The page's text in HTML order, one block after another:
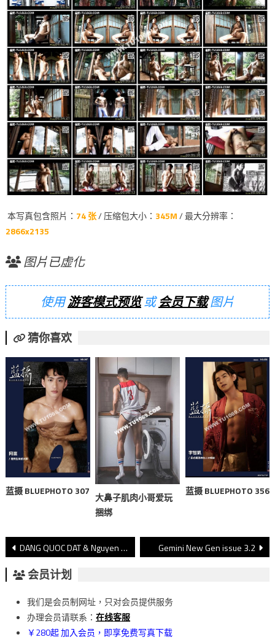
本写真包含照片： 74 张/ 压缩包大小： 345M/ 最大分辨率：
2866x2135
图片已虚化
使用游客模式预览或会员下载图片
猜你喜欢
蓝摄 BLUEPHOTO 307
大鼻子肌肉小哥爱玩
捆绑
蓝摄 BLUEPHOTO 356
文
章
導
覽
DANG QUOC DAT & Nguyen Tien Quan Gemini New Gen issue 3.2
会员计划
我们是会员制网址，只对会员提供服务
办理会员请联系： 在线客服
￥280起 加入会员，即享免费写真下载